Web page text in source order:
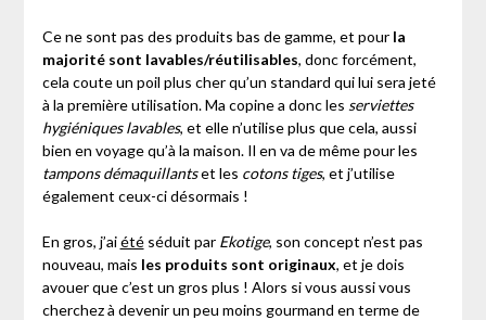
Ce ne sont pas des produits bas de gamme, et pour la
majorité sont lavables/réutilisables, donc forcément,
cela coute un poil plus cher qu’un standard qui lui sera jeté
à la première utilisation. Ma copine a donc les serviettes
hygiéniques lavables, et elle n’utilise plus que cela, aussi
bien en voyage qu’à la maison. Il en va de même pour les
tampons démaquillantset les cotons tiges, et j’utilise
également ceux-ci désormais !
En gros, j’aiétéséduit par Ekotige, son concept n’est pas
nouveau, mais les produits sont originaux, et je dois
avouer que c’est un gros plus ! Alors si vous aussi vous
cherchez à devenir un peu moins gourmand en terme de